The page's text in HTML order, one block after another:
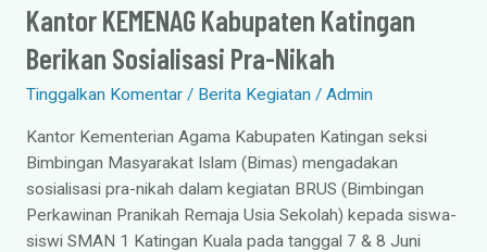
Kantor KEMENAG Kabupaten Katingan
Berikan Sosialisasi Pra-Nikah
Tinggalkan Komentar / Berita Kegiatan/ Admin
Kantor Kementerian Agama Kabupaten Katingan seksi
Bimbingan Masyarakat Islam (Bimas) mengadakan
sosialisasi pra-nikah dalam kegiatan BRUS (Bimbingan
Perkawinan Pranikah Remaja Usia Sekolah) kepada siswa-
siswi SMAN 1 Katingan Kuala pada tanggal 7 & 8 Juni